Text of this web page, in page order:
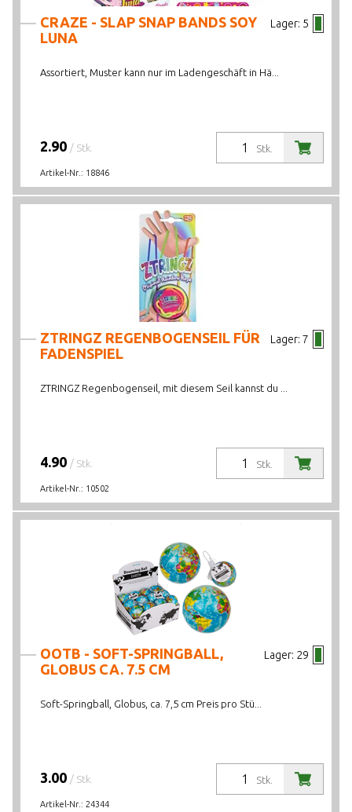
Lager: 5
CRAZE - SLAP SNAP BANDS SOY
LUNA
Assortiert, Muster kann nur im Ladengeschäft in Hä...
Stk.
2.90 / Stk.
Artikel-Nr.: 18846
Lager: 7
ZTRINGZ REGENBOGENSEIL FÜR
FADENSPIEL
ZTRINGZ Regenbogenseil, mit diesem Seil kannst du ...
Stk.
4.90 / Stk.
Artikel-Nr.: 10502
Lager: 29
OOTB - SOFT-SPRINGBALL,
GLOBUS CA. 7.5 CM
Soft-Springball, Globus, ca. 7,5 cm Preis pro Stü...
Stk.
3.00 / Stk.
Artikel-Nr.: 24344